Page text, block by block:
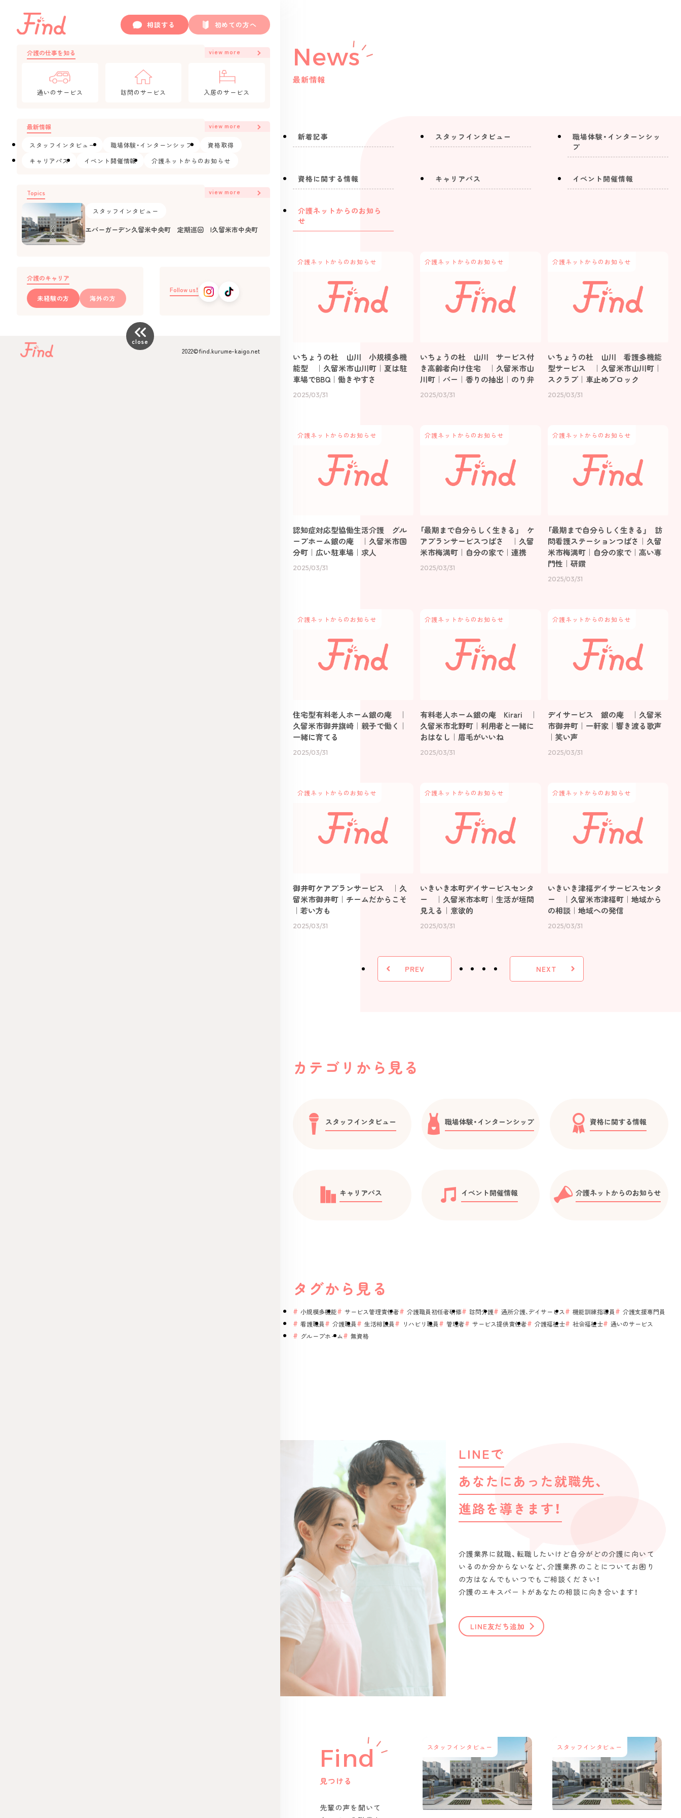
相談する 初めての方へ
介護の仕事を知る view more
通いのサービス 訪問のサービス 入居のサービス
最新情報 view more
スタッフインタビュー 職場体験・インターンシップ
資格取得
キャリアパス
イベント開催情報 介護ネットからのお知らせ
Topics view more
スタッフインタビュー
エバーガーデン久留米中央町 定期巡回 |久留米市中央町
介護のキャリア
未経験の方 海外の方
Follow us！
keyboard_double_arrow_left
close
2022©️find.kurume-kaigo.net
News
最新情報
新着記事 スタッフインタビュー
職場体験・インターンシッ
プ
資格に関する情報 キャリアパス イベント開催情報
介護ネットからのお知ら
せ
介護ネットからのお知らせ
いちょうの杜 山川 小規模多機
能型 ｜久留米市山川町｜夏は駐
車場でBBQ｜働きやすさ
2025/03/31
介護ネットからのお知らせ
いちょうの杜 山川 サービス付
き高齢者向け住宅 ｜久留米市山
川町｜バー｜香りの抽出｜のり弁
2025/03/31
介護ネットからのお知らせ
いちょうの杜 山川 看護多機能
型サービス ｜久留米市山川町｜
スクラブ｜車止めブロック
2025/03/31
介護ネットからのお知らせ
認知症対応型協働生活介護 グル
ープホーム銀の庵 ｜久留米市国
分町｜広い駐車場｜求人
2025/03/31
介護ネットからのお知らせ
「最期まで自分らしく生きる」 ケ
アプランサービスつばさ ｜久留
米市梅満町｜自分の家で｜連携
2025/03/31
介護ネットからのお知らせ
「最期まで自分らしく生きる」 訪
問看護ステーションつばさ｜久留
米市梅満町｜自分の家で｜高い専
門性｜研鑽
2025/03/31
介護ネットからのお知らせ
住宅型有料老人ホーム銀の庵 ｜
久留米市御井旗崎｜親子で働く｜
一緒に育てる
2025/03/31
介護ネットからのお知らせ
有料老人ホーム銀の庵 Kirari ｜
久留米市北野町｜利用者と一緒に
おはなし｜眉毛がいいね
2025/03/31
介護ネットからのお知らせ
デイサービス 銀の庵 ｜久留米
市御井町｜一軒家｜響き渡る歌声
｜笑い声
2025/03/31
介護ネットからのお知らせ
御井町ケアプランサービス ｜久
留米市御井町｜チームだからこそ
｜若い方も
2025/03/31
介護ネットからのお知らせ
いきいき本町デイサービスセンタ
ー ｜久留米市本町｜生活が垣間
見える｜意欲的
2025/03/31
介護ネットからのお知らせ
いきいき津福デイサービスセンタ
ー ｜久留米市津福町｜地域から
の相談｜地域への発信
2025/03/31
PREV NEXT
カテゴリから見る
スタッフインタビュー 職場体験・インターンシップ 資格に関する情報
キャリアパス イベント開催情報 介護ネットからのお知らせ
タグから見る
小規模多機能 サービス管理責任者 介護職員初任者研修 訪問介護 通所介護、デイサービス 機能訓練指導員
介護支援専門員
看護職員
介護職員 生活相談員 リハビリ職員 管理者 サービス提供責任者 介護福祉士 社会福祉士
通いのサービス
グループホーム
無資格
LINEで
あなたにあった就職先、
進路を導きます！
介護業界に就職、転職したいけど自分がどの介護に向いて
いるのか分からないなど、介護業界のことについてお困り
の方はなんでもいつでもご相談ください！
介護のエキスパートがあなたの相談に向き合います！
LINE友だち追加
Find
見つける
先輩の声を聞いて
スタッフインタビュー スタッフインタビュー